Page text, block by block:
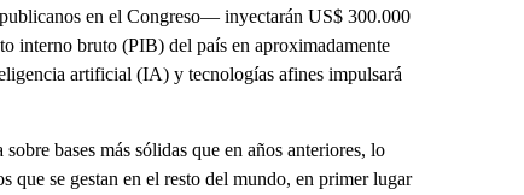
en el Congreso— inyectarán US$ 300.000
interno bruto (PIB) del país en aproximadamente
artificial (IA) y tecnologías afines impulsará
bases más sólidas que en años anteriores, lo
que se gestan en el resto del mundo, en primer lugar